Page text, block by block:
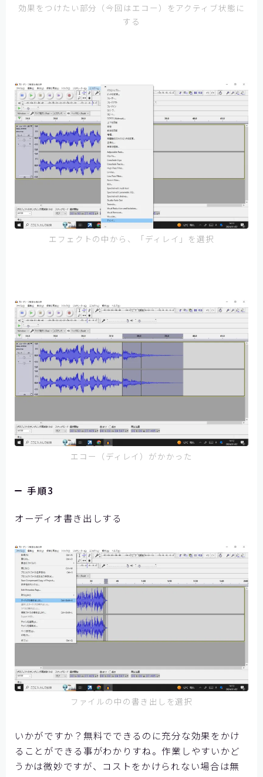
効果をつけたい部分（今回はエコー）をアクティブ状態に
する
エフェクトの中から、「ディレイ」を選択
エコー（ディレイ）がかかった
手順3
オーディオ書き出しする
ファイルの中の書き出しを選択
いかがですか？無料でできるのに充分な効果をかけ
ることができる事がわかりすね。作業しやすいかど
うかは微妙ですが、コストをかけられない場合は無